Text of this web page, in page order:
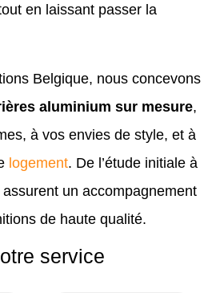
en laissant passer la
Belgique, nous concevons
aluminium sur mesure,
à vos envies de style, et à
logement. De l’étude initiale à
un accompagnement
de haute qualité.
service